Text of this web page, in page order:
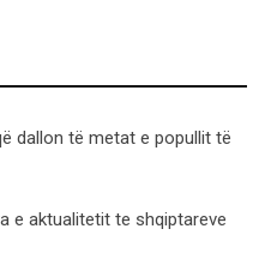
dallon të metat e popullit të
e aktualitetit te shqiptareve